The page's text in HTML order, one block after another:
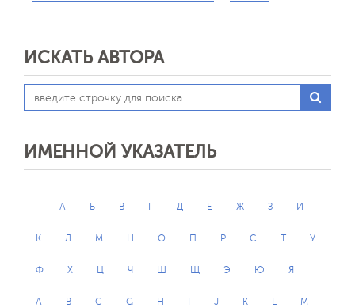
ИСКАТЬ АВТОРА
ИМЕННОЙ УКАЗАТЕЛЬ
А Б В Г Д Е Ж З И
К Л М Н О П Р С Т У
Ф Х Ц Ч Ш Щ Э Ю Я
A B C G H J K L M